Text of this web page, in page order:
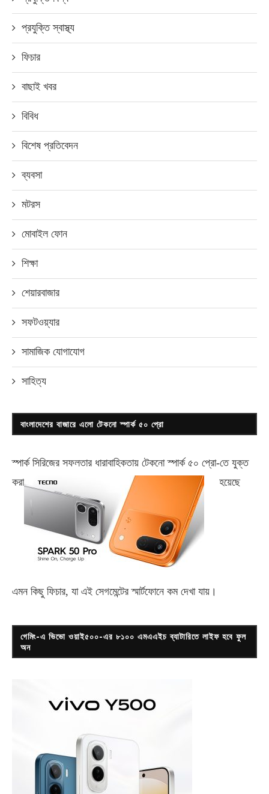
প্রযুক্তি স্বাস্থ্য
ফিচার
বাছাই খবর
বিবিধ
বিশেষ প্রতিবেদন
ব্যবসা
মটরস
মোবাইল ফোন
শিক্ষা
শেয়ারবাজার
সফটওয়্যার
সামাজিক যোগাযোগ
সাহিত্য
বাংলাদেশের বাজারে এলো টেকনো স্পার্ক ৫০ প্রো
স্পার্ক সিরিজের সফলতার ধারাবাহিকতায় টেকনোস্পার্ক ৫০ প্রো-তে যুক্ত
করা
হয়েছে
এমন কিছু ফিচার, যা এই সেগমেন্টের স্মার্টফোনে কম দেখা যায়।
গেমিং-এ ভিভো ওয়াই৫০০-এর ৮১০০ এমএএইচ ব্যাটারিতে লাইফ হবে ফুল
অন